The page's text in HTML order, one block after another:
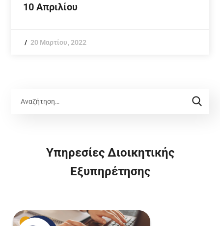
10 Απριλίου
20 Μαρτίου, 2022
Υπηρεσίες Διοικητικής
Εξυπηρέτησης